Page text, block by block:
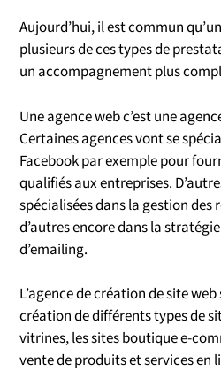
Aujourd’hui, il est commun
plusieurs de ces types de
un accompagnement plus
Une agence web c’est une
Certaines agences vont se
Facebook par exemple pour
qualifiés aux entreprises.
spécialisées dans la gestion des
d’autres encore dans la
d’emailing.
L’agence de création de site
création de différents types de
vitrines, les sites boutique e-
vente de produits et services en